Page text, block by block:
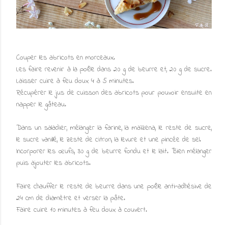
Couper les abricots en morceaux.
Les faire revenir à la poêle dans 20 g de beurre et, 20 g de sucre.
Laisser cuire à feu doux 4 à 5 minutes.
Récupérer le jus de cuisson des abricots pour pouvoir ensuite en
napper le gâteau.
Dans un saladier, mélanger la farine, la maïzena, le reste de sucre,
le sucre vanillé, le zeste de citron, la levure et une pincée de sel.
Incorporer les œufs, 30 g de beurre fondu et le lait. Bien mélanger
puis ajouter les abricots.
Faire chauffer le reste de beurre dans une poêle anti-adhésive de
24 cm de diamètre et verser la pâte.
Faire cuire 10 minutes à feu doux à couvert.